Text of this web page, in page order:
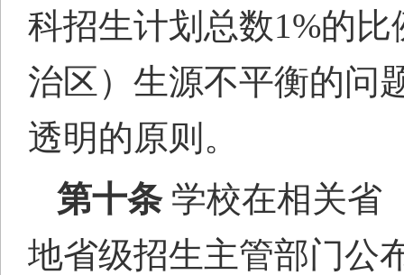
科招生计划总数1%的
治区）生源不平衡的问
透明的原则。
第十条 学校在相关省
地省级招生主管部门公